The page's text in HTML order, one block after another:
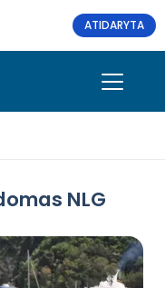
ATIDARYTA
NLG